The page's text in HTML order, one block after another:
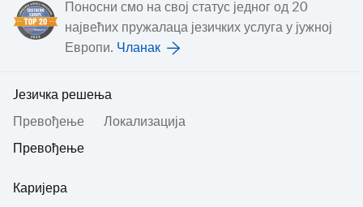
Поносни смо на свој статус једног од 20
највећих пружалаца језичких услуга у јужној
Европи. Чланак
Jезичка решења
Превођењe Локализација
Превођење
Каријера